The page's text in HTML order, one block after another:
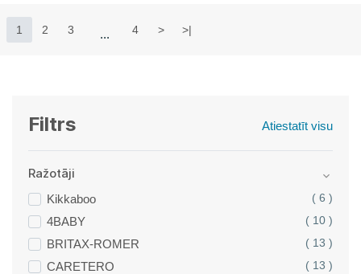
Filtrs Atiestatīt visu
Ražotāji
Kikkaboo ( 6 )
4BABY ( 10 )
BRITAX-ROMER ( 13 )
CARETERO ( 13 )
1 2 3 4 > >|